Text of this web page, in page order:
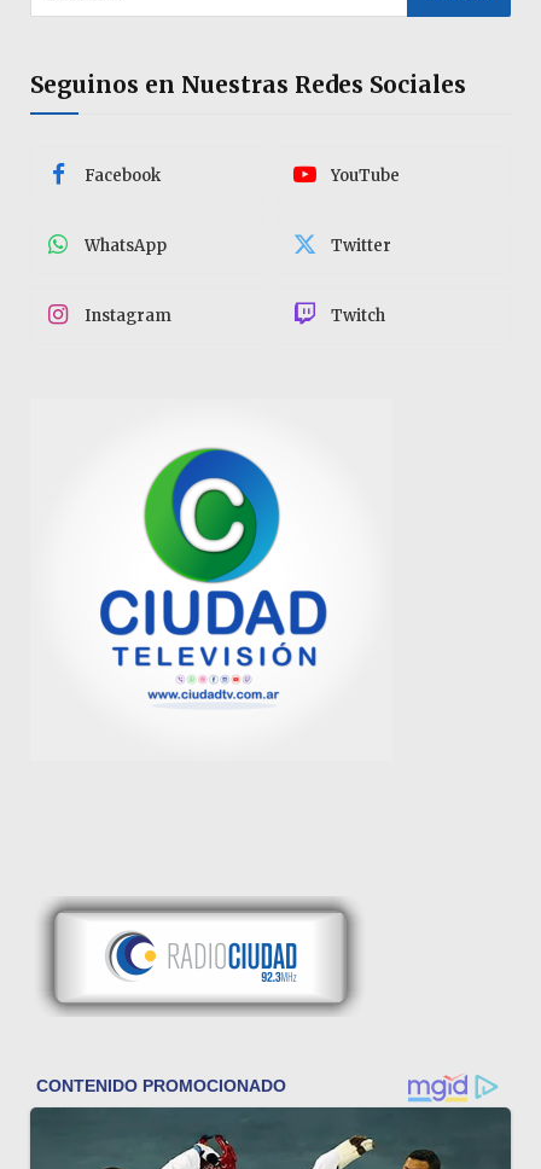
Seguinos en Nuestras Redes Sociales
Facebook YouTube
WhatsApp Twitter
Instagram Twitch